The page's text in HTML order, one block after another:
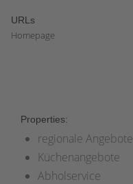
URLs
Homepage
Properties:
regionale Angebote
Küchenangebote
Abholservice